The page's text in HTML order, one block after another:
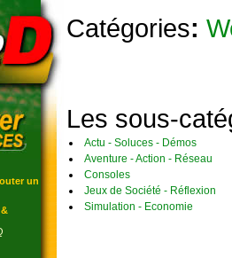
un
Catégories:
Les sous-
Actu - Soluces - Démos
Aventure - Action - Réseau
Consoles
Jeux de Société - Réflexion
Simulation - Economie